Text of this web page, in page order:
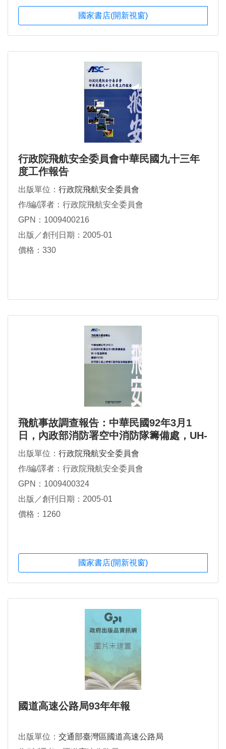
國家書店(開新視窗)
行政院飛航安全委員會中華民國九十三年
度工作報告
出版單位： 行政院飛航安全委員會
作/編/譯者：行政院飛航安全委員會
GPN：1009400216
出版／創刊日期：2005-01
價格：330
飛航事故調查報告：中華民國92年3月1
日，內政部消防署空中消防隊籌備處，UH-
1H直昇機，編號NFA901，於阿里山祝山
停機坪起飛階段發生飛航事故
出版單位： 行政院飛航安全委員會
作/編/譯者：行政院飛航安全委員會
GPN：1009400324
出版／創刊日期：2005-01
價格：1260
國家書店(開新視窗)
國道高速公路局93年年報
出版單位： 交通部臺灣區國道高速公路局